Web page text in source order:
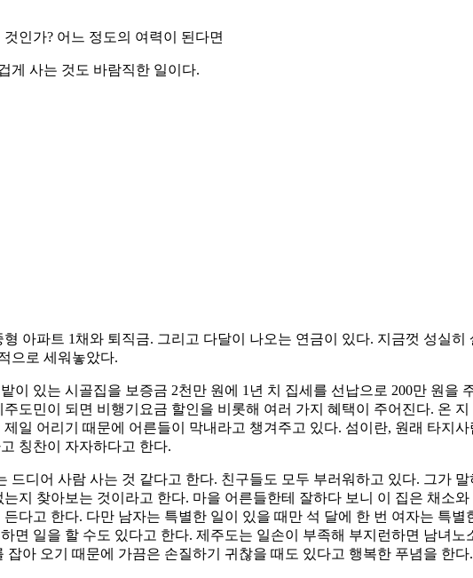
인가? 어느 정도의 여력이 된다면
게 사는 것도 바람직한 일이다.
아파트 1채와 퇴직금. 그리고 다달이 나오는 연금이 있다. 지금껏 성실
으로 세워놓았다.
이 있는 시골집을 보증금 2천만 원에 1년 치 집세를 선납으로 200만 원
도민이 되면 비행기요금 할인을 비롯해 여러 가지 혜택이 주어진다. 온
일 어리기 때문에 어른들이 막내라고 챙겨주고 있다. 섬이란, 원래 타지
칭찬이 자자하다고 한다.
드디어 사람 사는 것 같다고 한다. 친구들도 모두 부러워하고 있다. 그가
지 찾아보는 것이라고 한다. 마을 어른들한테 잘하다 보니 이 집은 채소
다고 한다. 다만 남자는 특별한 일이 있을 때만 석 달에 한 번 여자는 특
면 일을 할 수도 있다고 한다. 제주도는 일손이 부족해 부지런하면 남녀
잡아 오기 때문에 가끔은 손질하기 귀찮을 때도 있다고 행복한 푸념을 한다.